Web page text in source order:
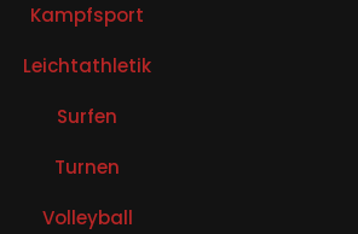
Kampfsport
Leichtathletik
Surfen
Turnen
Volleyball